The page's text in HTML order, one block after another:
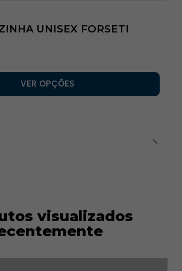
UNISEX FORSETI
VER OPÇÕES
visualizados